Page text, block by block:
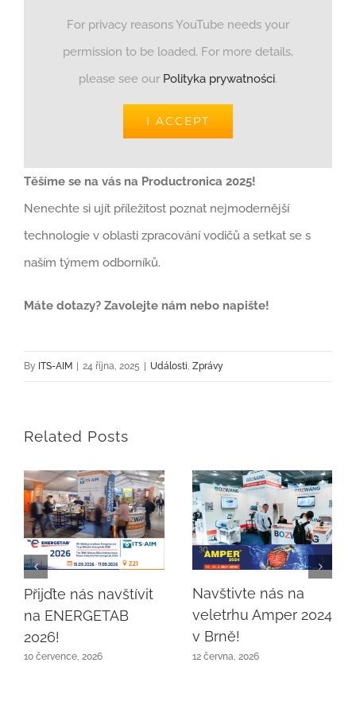
For privacy reasons YouTube needs your
permission to be loaded. For more details,
please see our Polityka prywatności.
I ACCEPT
Těšíme se na vás na Productronica 2025!
Nenechte si ujít příležitost poznat nejmodernější
technologie v oblasti zpracování vodičů a setkat se s
naším týmem odborníků.
Máte dotazy? Zavolejte nám nebo napište!
By ITS-AIM | 24 října, 2025 | Události, Zprávy
Related Posts
Přijďte nás navštívit
na ENERGETAB
2026!
10 července, 2026
Navštivte nás na
veletrhu Amper 2024
v Brně!
12 června, 2026